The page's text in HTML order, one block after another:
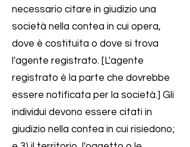
necessario citare in giudizio una
società nella contea in cui opera,
dove è costituita o dove si trova
l'agente registrato. [L'agente
registrato è la parte che dovrebbe
essere notificata per la società.] Gli
individui devono essere citati in
giudizio nella contea in cui risiedono;